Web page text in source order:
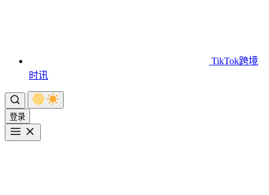
TikTok跨境
时讯
登录